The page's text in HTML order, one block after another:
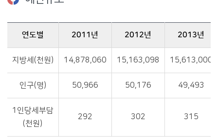
연도별 2011년 2012년 2013년
지방세(천원) 14,878,060 15,163,098 15,613,000
인구(명) 50,966 50,176 49,493
1인당세부담
(천원)
292 302 315